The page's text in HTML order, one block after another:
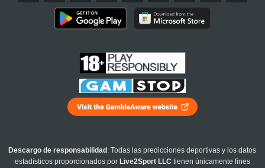
Descargo de responsabilidad : Todas las predicciones deportivas y los datos
estadísticos proporcionados por Live2Sport LLC tienen únicamente fines